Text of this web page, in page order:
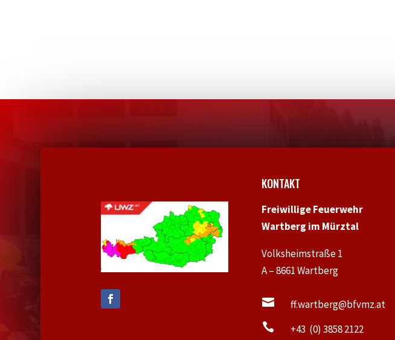
KONTAKT
Freiwillige Feuerwehr
Wartberg im Mürztal
Volksheimstraße 1
A – 8661 Wartberg
 ff.wartberg@bfvmz.at
 +43 (0) 3858 2122